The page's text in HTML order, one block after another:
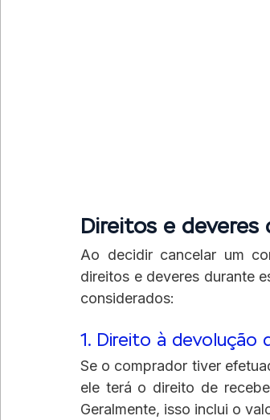
Direitos e
Ao decidir cancelar um
direitos e deveres durante
considerados:
1. Direito à devolução
Se o comprador tiver
ele terá o direito de
Geralmente, isso inclui o